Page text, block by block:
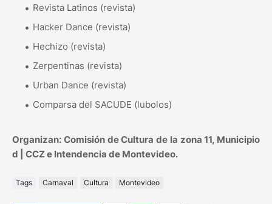
Revista Latinos (revista)
Hacker Dance (revista)
Hechizo (revista)
Zerpentinas (revista)
Urban Dance (revista)
Comparsa del SACUDE (lubolos)
Organizan: Comisión de Cultura de la zona 11, Municipio
d | CCZ e Intendencia de Montevideo.
Tags Carnaval Cultura Montevideo